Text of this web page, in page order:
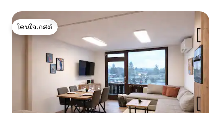
โดนใจเกสต์
โดนใจเกสต์